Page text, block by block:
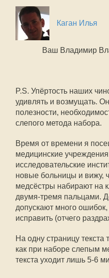
Каган Илья
Ваш Владимир
P.S. Упёртость наших
удивлять и возмущать.
полезности,
слепого метода набора.
Время от времени я
медицинские
исследовательские
новые больницы и вижу,
медсёстры набирают на
двумя-тремя пальцами.
допускают много
исправить (отчего
На одну страницу текста
как при наборе слепым
текста уходит лишь 5-6